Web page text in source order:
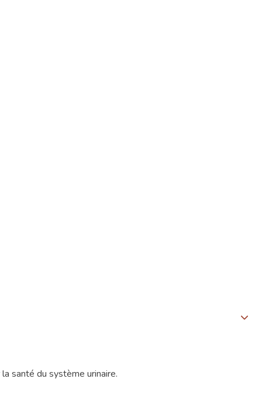
santé du système urinaire.